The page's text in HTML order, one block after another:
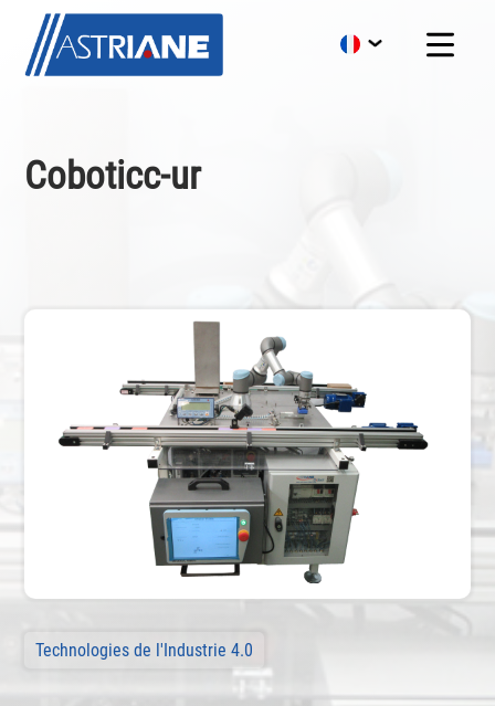
Coboticc-ur
Technologies de l'Industrie 4.0